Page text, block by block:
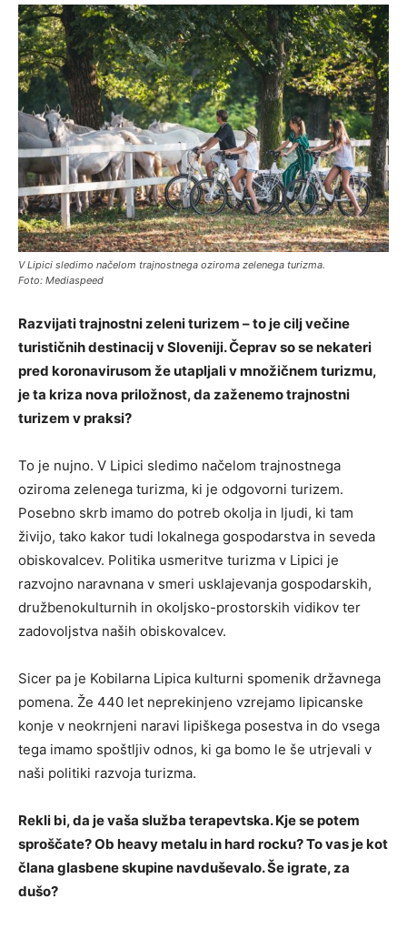
V Lipici sledimo načelom trajnostnega oziroma zelenega turizma.
Foto: Mediaspeed
Razvijati trajnostni zeleni turizem – to je cilj večine
turističnih destinacij v Sloveniji. Čeprav so se nekateri
pred koronavirusom že utapljali v množičnem turizmu,
je ta kriza nova priložnost, da zaženemo trajnostni
turizem v praksi?
To je nujno. V Lipici sledimo načelom trajnostnega
oziroma zelenega turizma, ki je odgovorni turizem.
Posebno skrb imamo do potreb okolja in ljudi, ki tam
živijo, tako kakor tudi lokalnega gospodarstva in seveda
obiskovalcev. Politika usmeritve turizma v Lipici je
razvojno naravnana v smeri usklajevanja gospodarskih,
družbenokulturnih in okoljsko-prostorskih vidikov ter
zadovoljstva naših obiskovalcev.
Sicer pa je Kobilarna Lipica kulturni spomenik državnega
pomena. Že 440 let neprekinjeno vzrejamo lipicanske
konje v neokrnjeni naravi lipiškega posestva in do vsega
tega imamo spoštljiv odnos, ki ga bomo le še utrjevali v
naši politiki razvoja turizma.
Rekli bi, da je vaša služba terapevtska. Kje se potem
sproščate? Ob heavy metalu in hard rocku? To vas je kot
člana glasbene skupine navduševalo. Še igrate, za
dušo?